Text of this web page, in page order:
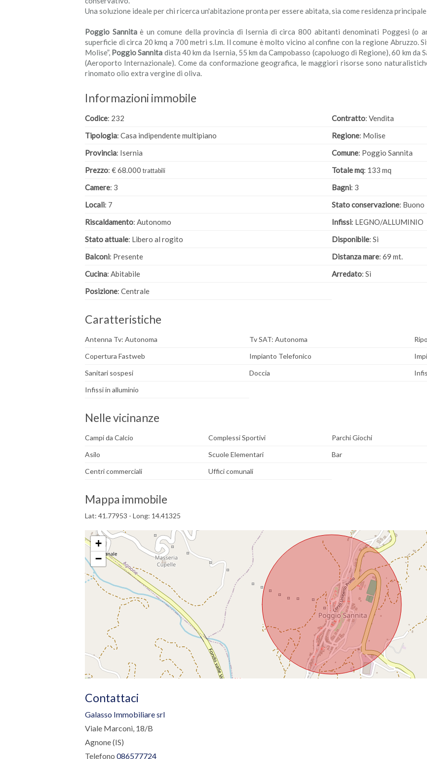
Una soluzione ideale per chi ricerca un'abitazione pronta per essere abitata, sia come residenza principale
Poggio Sannitaè un comune della provincia di Isernia di circa 800 abitanti denominati Poggesi (o
superficie di circa 20 kmq a 700 metri s.l.m. Il comune è molto vicino al confine con la regione Abruzzo.
Molise”, Poggio Sannita dista 40 km da Isernia, 55 km da Campobasso (capoluogo di Regione), 60 km da
(Aeroporto Internazionale). Come da conformazione geografica, le maggiori risorse sono
rinomato olio extra vergine di oliva.
Informazioni immobile
Codice: 232 Contratto: Vendita
Tipologia: Casa indipendente multipiano Regione: Molise
Provincia: Isernia Comune: Poggio Sannita
Prezzo: € 68.000 trattabili Totale mq: 133 mq
Camere: 3 Bagni: 3
Locali: 7 Stato conservazione: Buono
Riscaldamento: Autonomo Infissi: LEGNO/ALLUMINIO
Stato attuale: Libero al rogito Disponibile: Si
Balconi: Presente Distanza mare: 69 mt.
Cucina: Abitabile Arredato: Sì
Posizione: Centrale
Caratteristiche
Antenna Tv: Autonoma Tv SAT: Autonoma
Copertura Fastweb
Impianto Telefonico
Sanitari sospesi
Doccia
Infissi in alluminio
Nelle vicinanze
Campi da Calcio Complessi Sportivi Parchi Giochi
Asilo
Scuole Elementari Bar
Centri commerciali
Uffici comunali
Mappa immobile
Lat: 41.77953 - Long: 14.41325
+
−
Contattaci
Galasso Immobiliare srl
Viale Marconi, 18/B
Agnone (IS)
Telefono 086577724